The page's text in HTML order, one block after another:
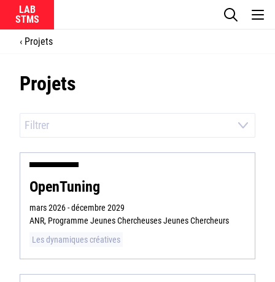
LAB
CNRS
La recherche
Actualités
Équipes
Projets
Projets
Filtrer
OpenTuning
mars 2026 - décembre 2029
ANR, Programme Jeunes Chercheuses Jeunes Chercheurs
Les dynamiques créatives